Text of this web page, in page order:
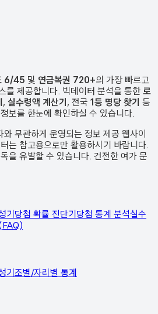
6/45 및 연금복권 720+의 가장 빠르고
를 제공합니다. 빅데이터 분석을 통한 로
, 실수령액 계산기, 전국 1등 명당 찾기 등
보를 한눈에 확인하실 수 있습니다.
무관하게 운영되는 정보 제공 웹사이
는 참고용으로만 활용하시기 바랍니다.
을 유발할 수 있습니다. 건전한 여가 문
기당첨 확률 진단기당첨 통계 분석실수
기조별/자리별 통계